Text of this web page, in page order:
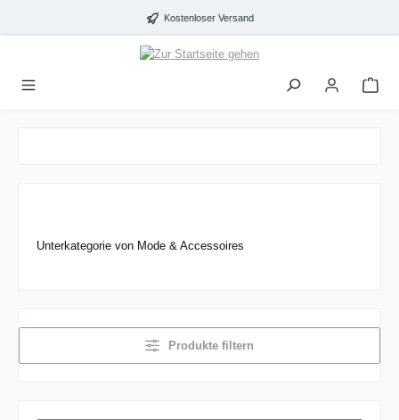
Kostenloser Versand
Unterkategorie von Mode & Accessoires
Produkte filtern